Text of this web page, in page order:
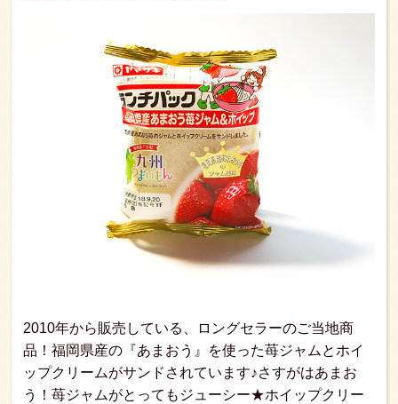
2010年から販売している、ロングセラーのご当地商
品！福岡県産の『あまおう』を使った苺ジャムとホイ
ップクリームがサンドされています♪さすがはあまお
う！苺ジャムがとってもジューシー★ホイップクリー